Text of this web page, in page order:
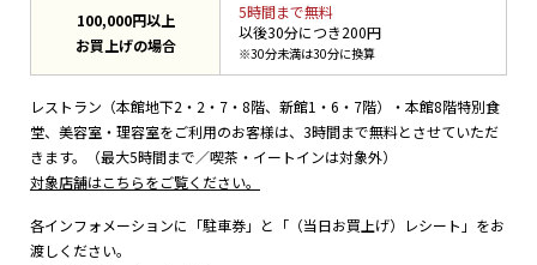
100,000円以上
お買上げの場合
5時間まで無料
以後30分につき200円
※30分未満は30分に換算
レストラン（本館地下2・2・7・8階、新館1・6・7階）・本館8階特別食
堂、美容室・理容室をご利用のお客様は、3時間まで無料とさせていただ
きます。（最大5時間まで／喫茶・イートインは対象外）
対象店舗はこちらをご覧ください。
各インフォメーションに「駐車券」と「（当日お買上げ）レシート」をお
渡しください。